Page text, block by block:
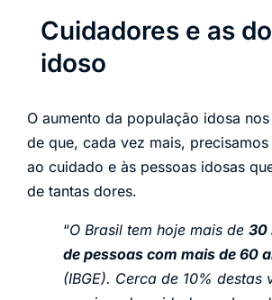
Cuidadores e as
idoso
O aumento da população idosa
de que, cada vez mais,
ao cuidado e às pessoas idosas
de tantas dores.
“O Brasil tem hoje mais de 30
de pessoas com mais de 60
(IBGE). Cerca de 10% destas